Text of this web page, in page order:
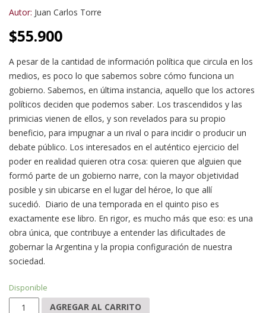
Autor: Juan Carlos Torre
$55.900
A pesar de la cantidad de información política que circula en los
medios, es poco lo que sabemos sobre cómo funciona un
gobierno. Sabemos, en última instancia, aquello que los actores
políticos deciden que podemos saber. Los trascendidos y las
primicias vienen de ellos, y son revelados para su propio
beneficio, para impugnar a un rival o para incidir o producir un
debate público. Los interesados en el auténtico ejercicio del
poder en realidad quieren otra cosa: quieren que alguien que
formó parte de un gobierno narre, con la mayor objetividad
posible y sin ubicarse en el lugar del héroe, lo que allí
sucedió. Diario de una temporada en el quinto piso es
exactamente ese libro. En rigor, es mucho más que eso: es una
obra única, que contribuye a entender las dificultades de
gobernar la Argentina y la propia configuración de nuestra
sociedad.
Disponible
Diario de una temporada en el quinto piso cantidad
AGREGAR AL CARRITO